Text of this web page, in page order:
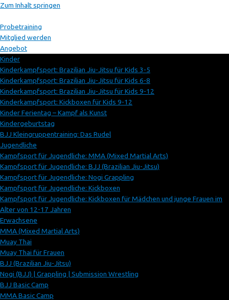
Zum Inhalt springen
Probetraining
Mitglied werden
Angebot
Kinder
Kinderkampfsport: Brazilian Jiu-Jitsu für Kids 3-5
Kinderkampfsport: Brazilian Jiu-Jitsu für Kids 6-8
Kinderkampfsport: Brazilian Jiu-Jitsu für Kids 9-12
Kinderkampfsport: Kickboxen für Kids 9-12
Kinder Ferientag – Kampf als Kunst
Kindergeburtstag
BJJ Kleingruppentraining: Das Rudel
Jugendliche
Kampfsport für Jugendliche: MMA (Mixed Martial Arts)
Kampfsport für Jugendliche: BJJ (Brazilian Jiu-Jitsu)
Kampfsport für Jugendliche: Nogi Grappling
Kampfsport für Jugendliche: Kickboxen
Kampfsport für Jugendliche: Kickboxen für Mädchen und junge Frauen im
Alter von 12-17 Jahren
Erwachsene
MMA (Mixed Martial Arts)
Muay Thai
Muay Thai für Frauen
BJJ (Brazilian Jiu-Jitsu)
Nogi (BJJ) | Grappling | Submission Wrestling
BJJ Basic Camp
MMA Basic Camp